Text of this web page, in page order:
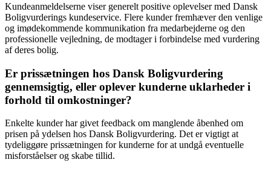
Kundeanmeldelserne viser generelt positive oplevelser med Dansk
Boligvurderings kundeservice. Flere kunder fremhæver den venlige
og imødekommende kommunikation fra medarbejderne og den
professionelle vejledning, de modtager i forbindelse med vurdering
af deres bolig.
Er prissætningen hos Dansk Boligvurdering
gennemsigtig, eller oplever kunderne uklarheder i
forhold til omkostninger?
Enkelte kunder har givet feedback om manglende åbenhed om
prisen på ydelsen hos Dansk Boligvurdering. Det er vigtigt at
tydeliggøre prissætningen for kunderne for at undgå eventuelle
misforståelser og skabe tillid.